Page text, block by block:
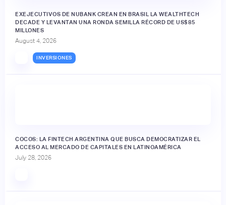
EXEJECUTIVOS DE NUBANK CREAN EN BRASIL LA WEALTHTECH
DECADE Y LEVANTAN UNA RONDA SEMILLA RÉCORD DE US$85
MILLONES
August 4, 2026
INVERSIONES
COCOS: LA FINTECH ARGENTINA QUE BUSCA DEMOCRATIZAR EL
ACCESO AL MERCADO DE CAPITALES EN LATINOAMÉRICA
July 28, 2026